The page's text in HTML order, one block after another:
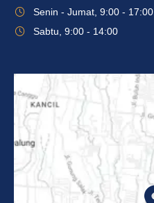
Senin - Jumat, 9:00 - 17:00
Sabtu, 9:00 - 14:00